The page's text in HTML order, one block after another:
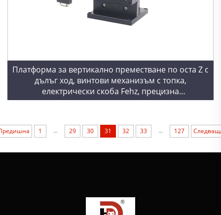
Платформа за вертикално преместване по оста Z с
дълъг ход, винтови механизъм с топка,
електрически скоба Fehz, прецизна
регулировъчна маса с мотор
1 ... 29 30 31 32 33 ... 127